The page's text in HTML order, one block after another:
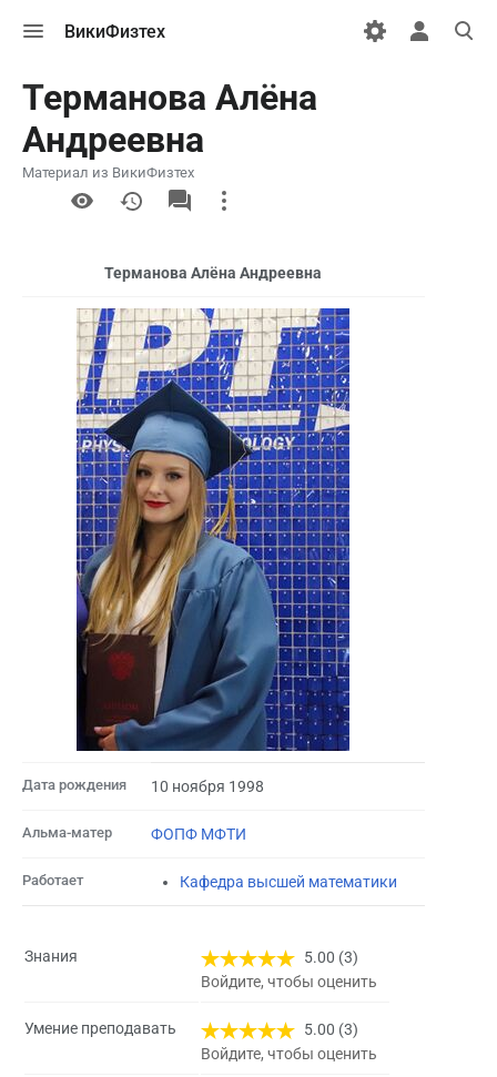
меню
ВикиФизтех
Открыть
поиск
Терманова Алёна
Андреевна
Материал из ВикиФизтех
More
actions
Терманова Алёна Андреевна
Дата рождения 10 ноября 1998
Альма-матер ФОПФ МФТИ
Работает Кафедра высшей математики
Знания
5.00 (3)
Войдите, чтобы оценить
Умение преподавать
5.00 (3)
Войдите, чтобы оценить